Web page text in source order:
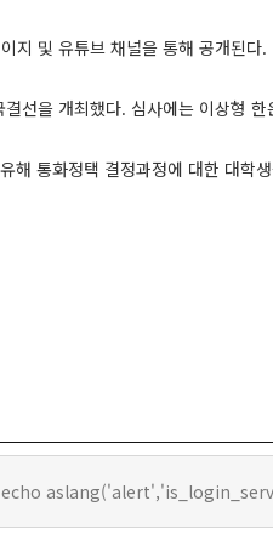
지 및 유튜브 채널을 통해 공개된다.
선을 개최했다. 심사에는 이상형
통화정택 결정과정에 대한 대학